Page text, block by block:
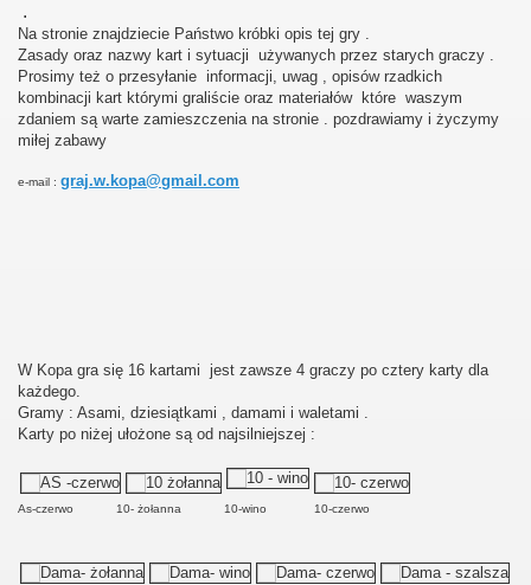
.
Na stronie znajdziecie Państwo króbki opis tej gry .
Zasady oraz nazwy kart i sytuacji używanych przez starych graczy .
Prosimy też o przesyłanie informacji, uwag , opisów rzadkich
kombinacji kart którymi graliście oraz materiałów które waszym
zdaniem są warte zamieszczenia na stronie . pozdrawiamy i życzymy
miłej zabawy
e-mail : graj.w.kopa@gmail.com
W Kopa gra się 16 kartami jest zawsze 4 graczy po cztery karty dla
każdego.
Gramy : Asami, dziesiątkami , damami i waletami .
Karty po niżej ułożone są od najsilniejszej :
As-czerwo 10- żołanna 10-wino 10-czerwo